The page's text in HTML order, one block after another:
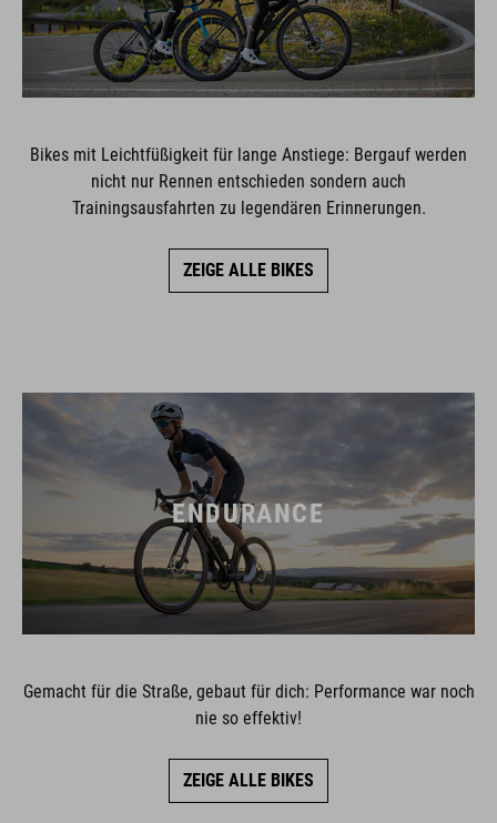
Bikes mit Leichtfüßigkeit für lange Anstiege: Bergauf werden
nicht nur Rennen entschieden sondern auch
Trainingsausfahrten zu legendären Erinnerungen.
ZEIGE ALLE BIKES
ENDURANCE
Gemacht für die Straße, gebaut für dich: Performance war noch
nie so effektiv!
ZEIGE ALLE BIKES